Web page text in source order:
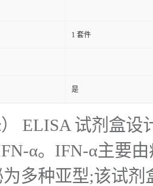
1 套件
是
ELISA 试剂盒
α。IFN-α主要
多种亚型;该试剂